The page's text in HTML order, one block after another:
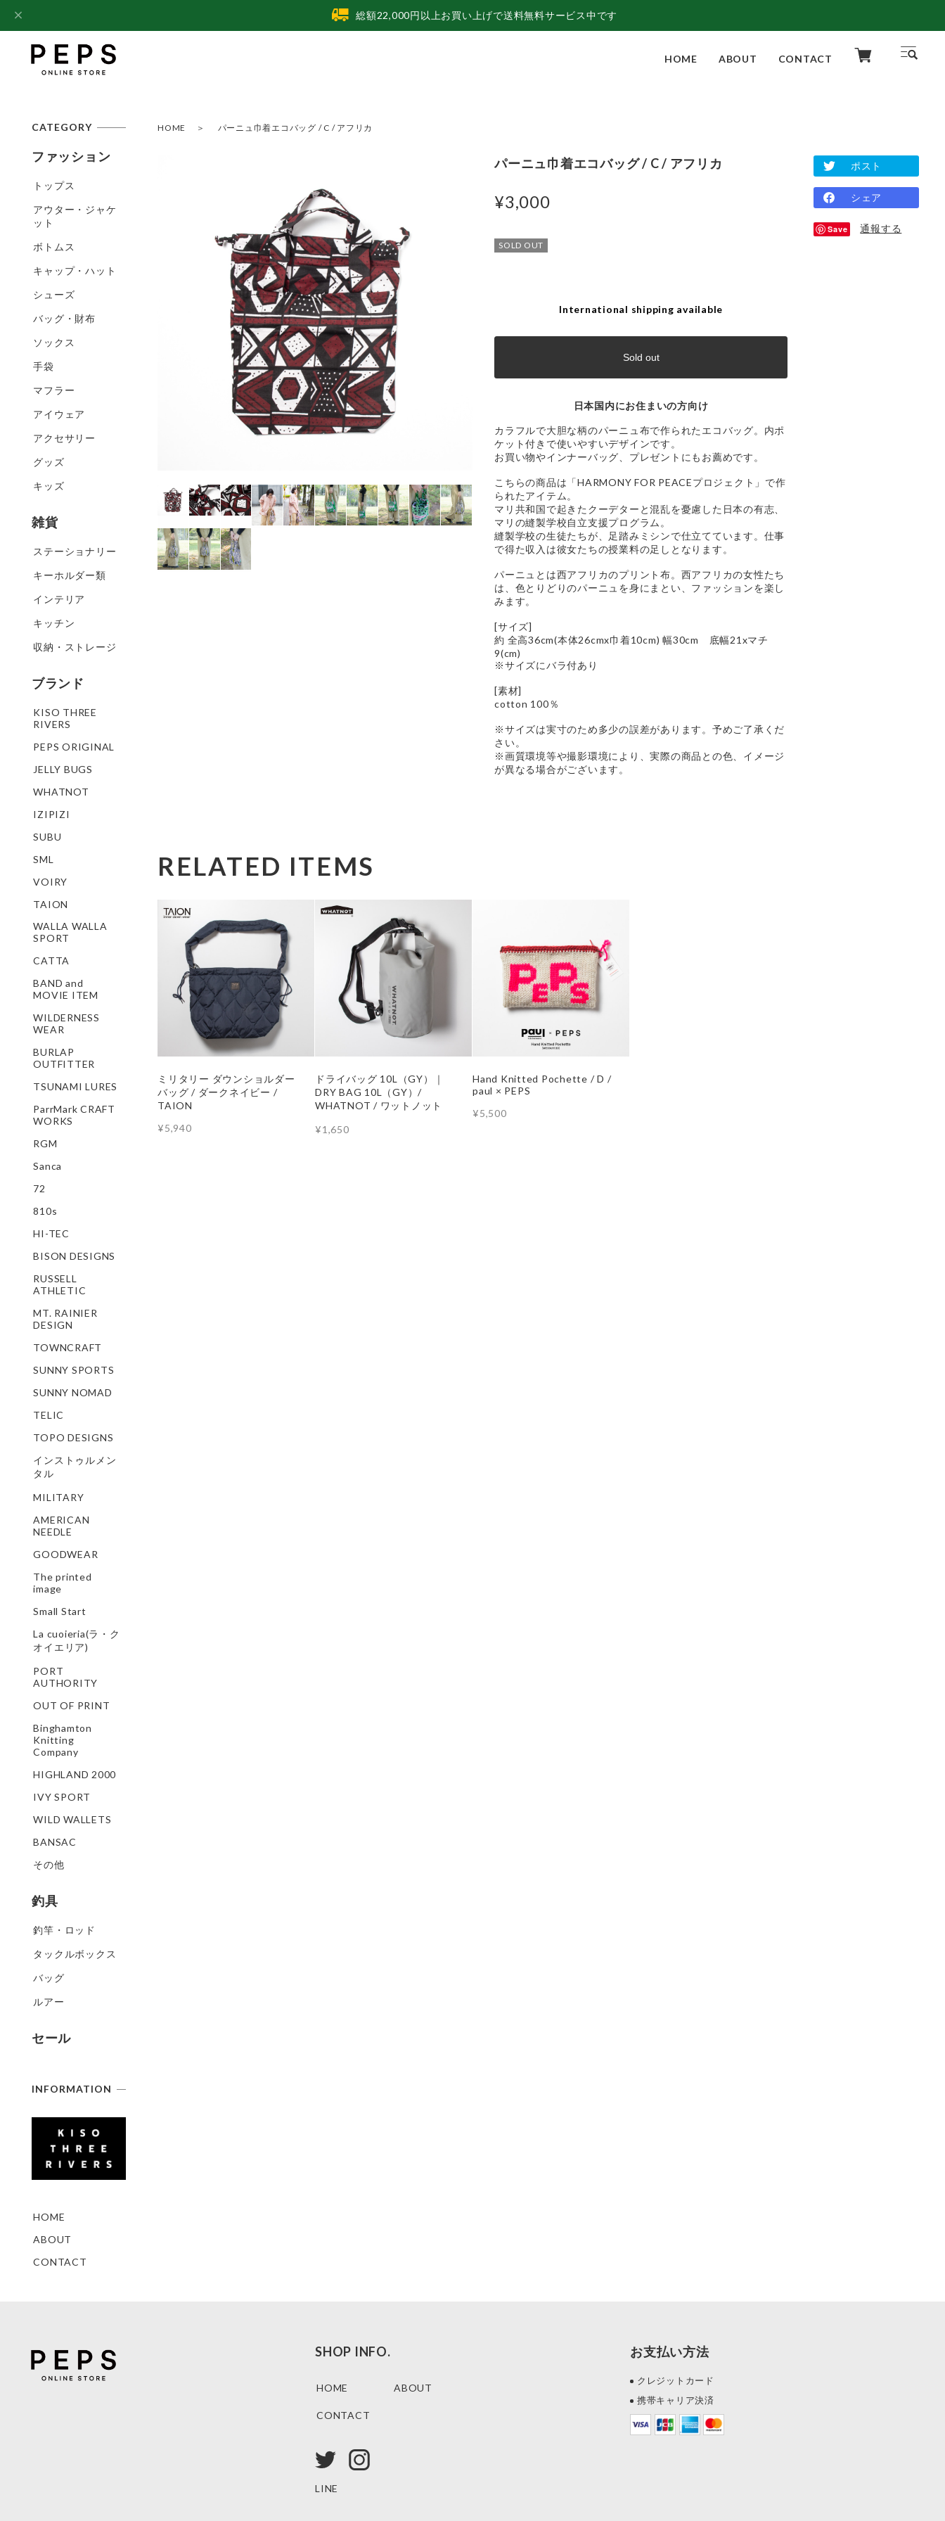
総額22,000円以上お買い上げで送料無料サービス中です
HOME ABOUT CONTACT
HOME パーニュ巾着エコバッグ / C / アフリカ
パーニュ巾着エコバッグ / C / アフリカ
¥3,000
SOLD OUT
International shipping available
Sold out
日本国内にお住まいの方向け
カラフルで大胆な柄のパーニュ布で作られたエコバッグ。内ポ
ケット付きで使いやすいデザインです。
お買い物やインナーバッグ、プレゼントにもお薦めです。
こちらの商品は「HARMONY FOR PEACEプロジェクト」で作
られたアイテム。
マリ共和国で起きたクーデターと混乱を憂慮した日本の有志、
マリの縫製学校自立支援プログラム。
縫製学校の生徒たちが、足踏みミシンで仕立てています。仕事
で得た収入は彼女たちの授業料の足しとなります。
パーニュとは西アフリカのプリント布。西アフリカの女性たち
は、色とりどりのパーニュを身にまとい、ファッションを楽し
みます。
[サイズ]
約 全高36cm(本体26cmx巾着10cm) 幅30cm 底幅21xマチ
9(cm)
※サイズにバラ付あり
[素材]
cotton 100％
※サイズは実寸のため多少の誤差があります。予めご了承くだ
さい。
※画質環境等や撮影環境により、実際の商品との色、イメージ
が異なる場合がございます。
ポスト
シェア
Save 通報する
RELATED ITEMS
ミリタリー ダウンショルダー
バッグ / ダークネイビー /
TAION
¥5,940
ドライバッグ 10L（GY）｜
DRY BAG 10L（GY）/
WHATNOT / ワットノット
¥1,650
Hand Knitted Pochette / D /
paul × PEPS
¥5,500
CATEGORY
ファッション
トップス
アウター・ジャケ
ット
ボトムス
キャップ・ハット
シューズ
バッグ・財布
ソックス
手袋
マフラー
アイウェア
アクセサリー
グッズ
キッズ
雑貨
ステーショナリー
キーホルダー類
インテリア
キッチン
収納・ストレージ
ブランド
KISO THREE
RIVERS
PEPS ORIGINAL
JELLY BUGS
WHATNOT
IZIPIZI
SUBU
SML
VOIRY
TAION
WALLA WALLA
SPORT
CATTA
BAND and
MOVIE ITEM
WILDERNESS
WEAR
BURLAP
OUTFITTER
TSUNAMI LURES
ParrMark CRAFT
WORKS
RGM
Sanca
72
810s
HI-TEC
BISON DESIGNS
RUSSELL
ATHLETIC
MT. RAINIER
DESIGN
TOWNCRAFT
SUNNY SPORTS
SUNNY NOMAD
TELIC
TOPO DESIGNS
インストゥルメン
タル
MILITARY
AMERICAN
NEEDLE
GOODWEAR
The printed
image
Small Start
La cuoieria(ラ・ク
オイエリア)
PORT
AUTHORITY
OUT OF PRINT
Binghamton
Knitting
Company
HIGHLAND 2000
IVY SPORT
WILD WALLETS
BANSAC
その他
釣具
釣竿・ロッド
タックルボックス
バッグ
ルアー
セール
INFORMATION
HOME
ABOUT
CONTACT
SHOP INFO.
HOME ABOUT
CONTACT
LINE
お支払い方法
クレジットカード
携帯キャリア決済